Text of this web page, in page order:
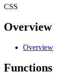
CSS
Overview
Overview
Functions